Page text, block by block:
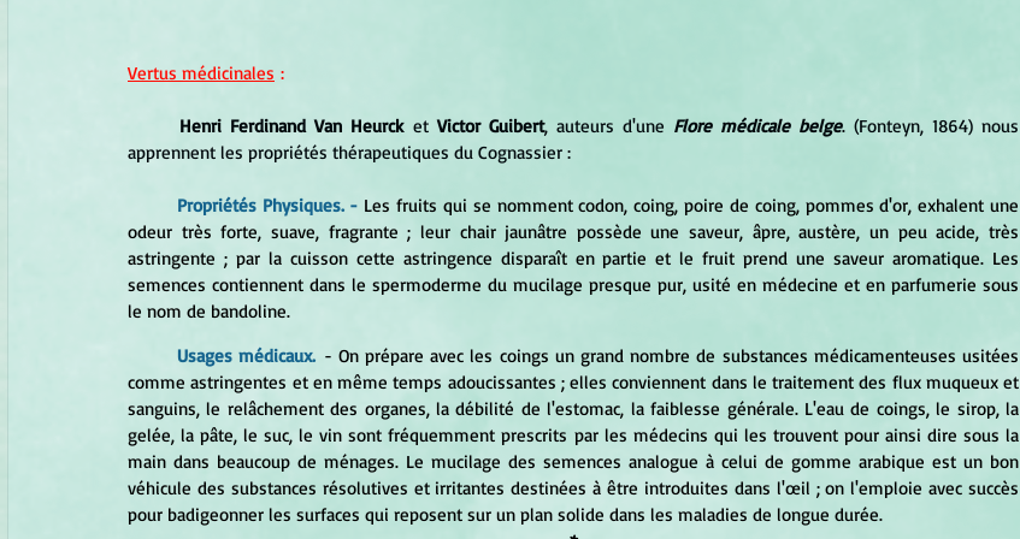
Vertus médicinales :
	Henri Ferdinand Van Heurck
et Victor Guibert, auteurs d'une Flore médicale belge. (Fonteyn, 1864) nous
apprennent les propriétés thérapeutiques du Cognassier :
Propriétés Physiques. - Les fruits qui se nomment codon, coing, poire de coing, pommes d'or, exhalent une
odeur très forte, suave, fragrante ; leur chair jaunâtre possède une saveur, âpre, austère, un peu acide, très
astringente ; par la cuisson cette astringence disparaît en partie et le fruit prend une saveur aromatique. Les
semences contiennent dans le spermoderme du mucilage presque pur, usité en médecine et en parfumerie sous
le nom de bandoline.
	Usages médicaux.
- On prépare avec les coings un grand nombre de substances médicamenteuses usitées
comme astringentes et en même temps adoucissantes ; elles conviennent dans le traitement des flux muqueux et
sanguins, le relâchement des organes, la débilité de l'estomac, la faiblesse générale. L'eau de coings, le sirop, la
gelée, la pâte, le suc, le vin sont fréquemment prescrits par les médecins qui les trouvent pour ainsi dire sous la
main dans beaucoup de ménages. Le mucilage des semences analogue à celui de gomme arabique est un bon
véhicule des substances résolutives et irritantes destinées à être introduites dans l'œil ; on l'emploie avec succès
pour badigeonner les surfaces qui reposent sur un plan solide dans les maladies de longue durée.